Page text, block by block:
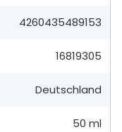
4260435489153
16819305
Deutschland
50 ml